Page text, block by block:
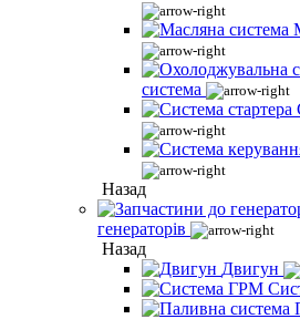
система
Назад
генераторів
Назад
Двигун